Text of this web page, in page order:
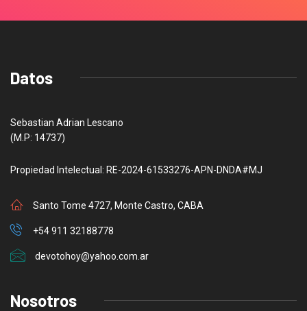
Datos
Sebastian Adrian Lescano
(M.P: 14737)
Propiedad Intelectual: RE-2024-61533276-APN-DNDA#MJ
Santo Tome 4727, Monte Castro, CABA
+54 911 32188778
devotohoy@yahoo.com.ar
Nosotros